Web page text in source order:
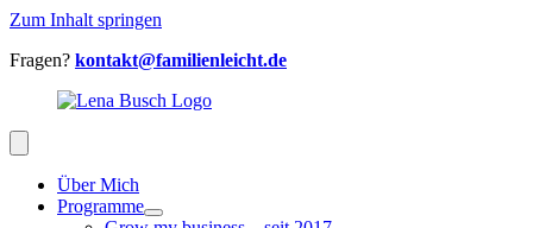
Zum Inhalt springen
Fragen? kontakt@familienleicht.de
Über Mich
Programme